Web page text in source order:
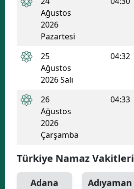
Ağustos
2026
Pazartesi
25
Ağustos
2026 Salı
04:32
26
Ağustos
2026
Çarşamba
04:33
Türkiye Namaz Vakitleri
Adana
Adıyaman